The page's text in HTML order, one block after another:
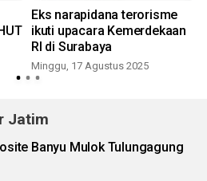
Eks narapidana terorisme
ikuti upacara Kemerdekaan
RI di Surabaya
Minggu, 17 Agustus 2025
Jatim
Banyu Mulok Tulungagung